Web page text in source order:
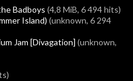
Badboys (4,8 MiB, 6 494 hits)
Island) (unknown, 6 294
Jam [Divagation] (unknown,